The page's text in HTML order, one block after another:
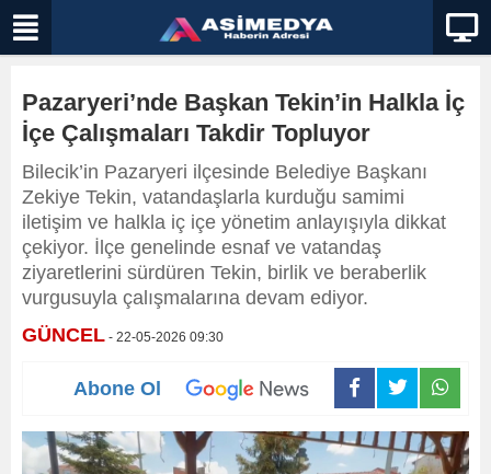
Pazaryeri’nde Başkan Tekin’in Halkla İç
İçe Çalışmaları Takdir Topluyor
Bilecik’in Pazaryeri ilçesinde Belediye Başkanı
Zekiye Tekin, vatandaşlarla kurduğu samimi
iletişim ve halkla iç içe yönetim anlayışıyla dikkat
çekiyor. İlçe genelinde esnaf ve vatandaş
ziyaretlerini sürdüren Tekin, birlik ve beraberlik
vurgusuyla çalışmalarına devam ediyor.
GÜNCEL - 22-05-2026 09:30
Abone Ol